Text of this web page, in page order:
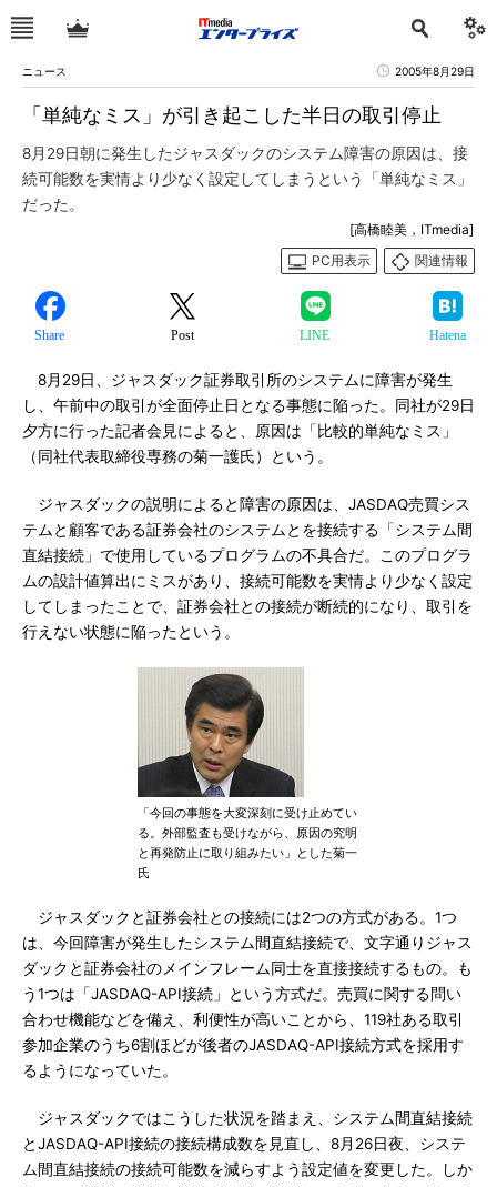
ニュース 2005年8月29日
「単純なミス」が引き起こした半日の取引停止
8月29日朝に発生したジャスダックのシステム障害の原因は、接
続可能数を実情より少なく設定してしまうという「単純なミス」
だった。
[高橋睦美，ITmedia]
PC用表示
関連情報
Share Post LINE Hatena
8月29日、ジャスダック証券取引所のシステムに障害が発生
し、午前中の取引が全面停止日となる事態に陥った。同社が29日
夕方に行った記者会見によると、原因は「比較的単純なミス」
（同社代表取締役専務の菊一護氏）という。
ジャスダックの説明によると障害の原因は、JASDAQ売買シス
テムと顧客である証券会社のシステムとを接続する「システム間
直結接続」で使用しているプログラムの不具合だ。このプログラ
ムの設計値算出にミスがあり、接続可能数を実情より少なく設定
してしまったことで、証券会社との接続が断続的になり、取引を
行えない状態に陥ったという。
「今回の事態を大変深刻に受け止めてい
る。外部監査も受けながら、原因の究明
と再発防止に取り組みたい」とした菊一
氏
ジャスダックと証券会社との接続には2つの方式がある。1つ
は、今回障害が発生したシステム間直結接続で、文字通りジャス
ダックと証券会社のメインフレーム同士を直接接続するもの。も
う1つは「JASDAQ-API接続」という方式だ。売買に関する問い
合わせ機能などを備え、利便性が高いことから、119社ある取引
参加企業のうち6割ほどが後者のJASDAQ-API接続方式を採用す
るようになっていた。
ジャスダックではこうした状況を踏まえ、システム間直結接続
とJASDAQ-API接続の接続構成数を見直し、8月26日夜、システ
ム間直結接続の接続可能数を減らすよう設定値を変更した。しか